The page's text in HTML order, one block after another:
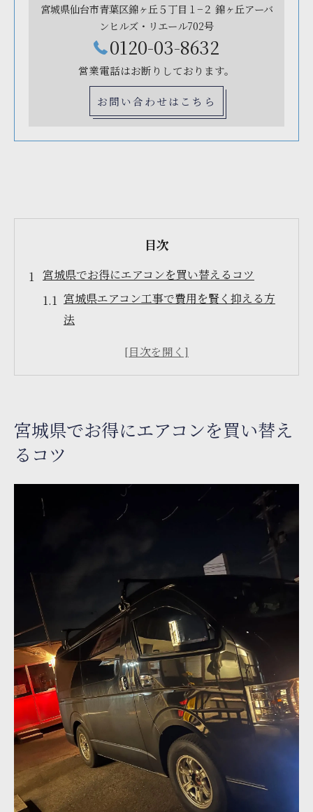
宮城県仙台市青葉区錦ヶ丘５丁目１−２ 錦ヶ丘アーバ
ンヒルズ・リエール702号
0120-03-8632
営業電話はお断りしております。
お問い合わせはこちら
目次
宮城県でお得にエアコンを買い替えるコツ
宮城県エアコン工事で費用を賢く抑える方
法
口コミで選ぶ宮城県エアコン取り付け業者
エアコン工事費用を抑えるために知っておきた
いこと
宮城県エアコン工事の費用相場と内訳解説
工事費込み価格で比較する宮城県エアコン
優良業者選びで宮城県エアコン工事費節約
見積もり時に注意したい宮城県エアコン工
取り外しも含めた宮城県エアコン工事費用
快適な暮らしを実現する宮城県エアコン工事の
選び方
宮城県で信頼できるエアコン工事業者選定
法
口コミ評価が高い宮城県エアコン工事の特
徴
エアコン工事優良業者の見分け方とポイン
ト
宮城県エアコン工事と快適温度管理のコツ
宮城県でお得にエアコンを買い替え
るコツ